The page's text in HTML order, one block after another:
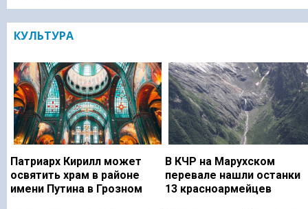
КУЛЬТУРА
Патриарх Кирилл может
освятить храм в районе
имени Путина в Грозном
В КЧР на Марухском
перевале нашли останки
13 красноармейцев